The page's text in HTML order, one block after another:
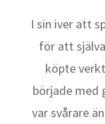
I sin iver att
för att
köpte
började med
var svårare